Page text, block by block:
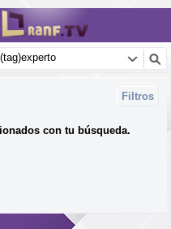
Filtros
con tu búsqueda.